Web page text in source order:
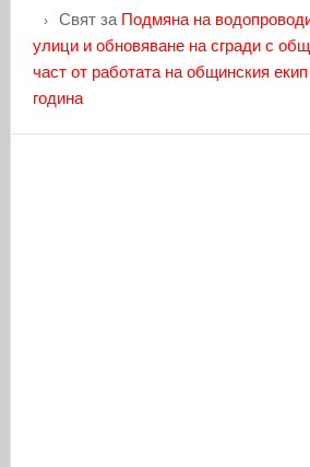
Святза Подмяна на
улици и обновяване на сгради с
част от работата на общинския
година